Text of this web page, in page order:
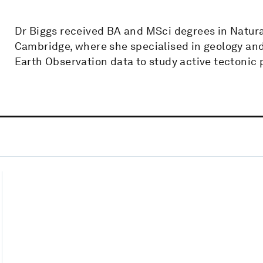
Dr Biggs received BA and MSci degrees in
Cambridge, where she specialised in geology
Earth Observation data to study active tectonic